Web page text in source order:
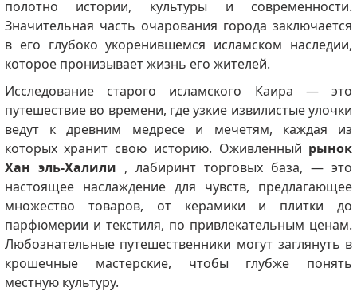
полотно истории, культуры и современности.
Значительная часть очарования города заключается
в его глубоко укоренившемся исламском наследии,
которое пронизывает жизнь его жителей.
Исследование старого исламского Каира — это
путешествие во времени, где узкие извилистые улочки
ведут к древним медресе и мечетям, каждая из
которых хранит свою историю. Оживленный рынок
Хан эль-Халили , лабиринт торговых база, — это
настоящее наслаждение для чувств, предлагающее
множество товаров, от керамики и плитки до
парфюмерии и текстиля, по привлекательным ценам.
Любознательные путешественники могут заглянуть в
крошечные мастерские, чтобы глубже понять
местную культуру.